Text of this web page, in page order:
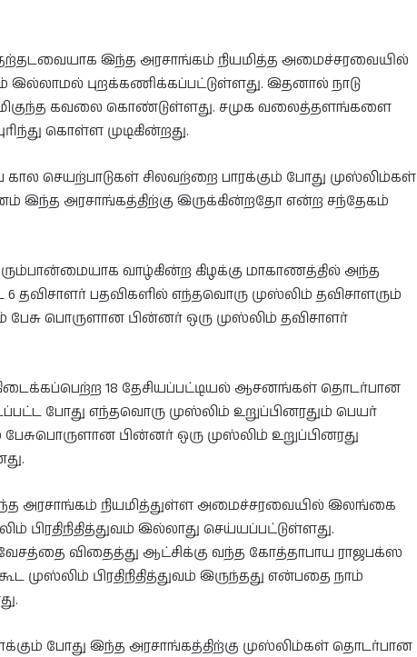
இந்த அரசாங்கம் நியமித்த அமைச்சரவையில்
இல்லாமல் புறக்கணிக்கப்பட்டுள்ளது. இதனால் நாடு
மிகுந்த கவலை கொண்டுள்ளது. சமுக வலைத்தளங்களை
கொள்ள முடிகின்றது.
கால செயற்பாடுகள் சிலவற்றை பாரக்கும் போது முஸ்லிம்கள்
இந்த அரசாங்கத்திற்கு இருக்கின்றதோ என்ற சந்தேகம்
வாழ்கின்ற கிழக்கு மாகாணத்தில் அந்த
தவிசாளர் பதவிகளில் எந்தவொரு முஸ்லிம் தவிசாளரும்
பேசு பொருளான பின்னர் ஒரு முஸ்லிம் தவிசாளர்
18 தேசியப்பட்டியல் ஆசனங்கள் தொடர்பான
போது எந்தவொரு முஸ்லிம் உறுப்பினரதும் பெயர்
பின்னர் ஒரு முஸ்லிம் உறுப்பினரது
அரசாங்கம் நியமித்துள்ள அமைச்சரவையில் இலங்கை
பிரதிநிதித்துவம் இல்லாது செய்யப்பட்டுள்ளது.
விதைத்து ஆட்சிக்கு வந்த கோத்தாபாய ராஜபக்ஸ
பிரதிநிதித்துவம் இருந்தது என்பதை நாம்
போது இந்த அரசாங்கத்திற்கு முஸ்லிம்கள் தொடர்பான